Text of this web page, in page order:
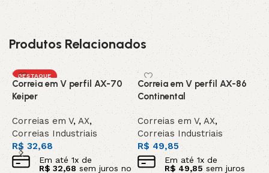
Produtos Relacionados
DESTAQUE
Correia em V perfil AX-70
Keiper
Correias em V, AX,
Correias Industriais
R$32,68
Em até 1x de
R$ 32,68 sem juros no
Correia em V perfil AX-86
Continental
Correias em V, AX,
Correias Industriais
R$ 49,85
Em até 1x de
R$ 49,85sem juros